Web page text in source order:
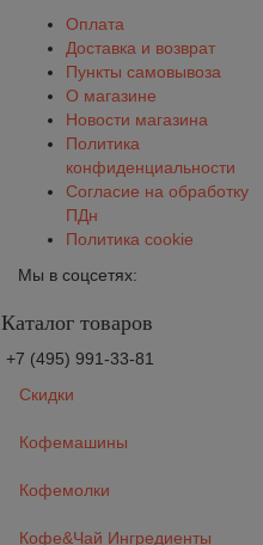
Оплата
Доставка и возврат
Пункты самовывоза
О магазине
Новости магазина
Политика
конфиденциальности
Согласие на обработку
ПДн
Политика cookie
Мы в соцсетях:
Каталог товаров
+7 (495) 991-33-81
Скидки
Кофемашины
Кофемолки
Кофе&Чай Ингредиенты